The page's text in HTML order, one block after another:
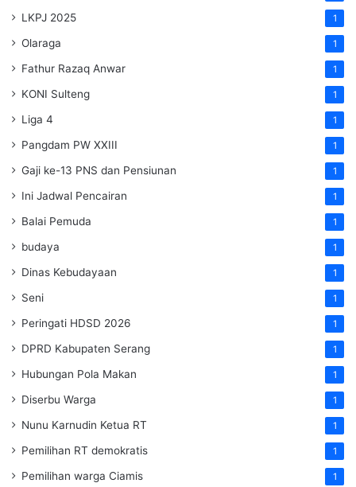
LKPJ 2025 1
Olaraga 1
Fathur Razaq Anwar 1
KONI Sulteng 1
Liga 4 1
Pangdam PW XXIII 1
Gaji ke-13 PNS dan Pensiunan 1
Ini Jadwal Pencairan 1
Balai Pemuda 1
budaya 1
Dinas Kebudayaan 1
Seni 1
Peringati HDSD 2026 1
DPRD Kabupaten Serang 1
Hubungan Pola Makan 1
Diserbu Warga 1
Nunu Karnudin Ketua RT 1
Pemilihan RT demokratis 1
Pemilihan warga Ciamis 1